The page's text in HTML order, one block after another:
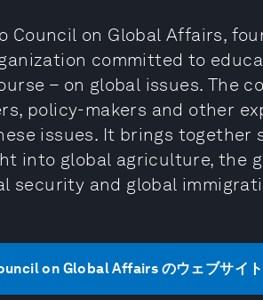
Council on Global Affairs,
committed to
– on global issues. The
policy-makers and other
issues. It brings together
into global agriculture, the
security and global
on Global Affairs のウェブサイ